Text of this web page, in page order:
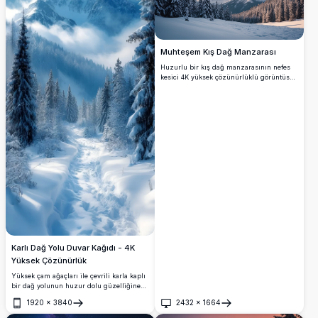
Karlı Dağ Yolu Duvar Kağıdı - 4K
Yüksek Çözünürlük
Yüksek çam ağaçları ile çevrili karla kaplı
bir dağ yolunun huzur dolu güzelliğine
kağıdı, görkemli zirveleri ve sakin kış
manzarasını yakalar, doğanın bozulmamış
1920 × 3840
Aç
Muhteşem Kış Dağ Manzarası
Huzurlu bir kış dağ manzarasının nefes
kesici 4K yüksek çözünürlüklü görüntüsü.
2432 × 1664
Aç